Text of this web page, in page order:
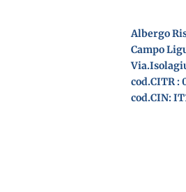
Albergo
Campo
cod.CITR :
cod.CIN: